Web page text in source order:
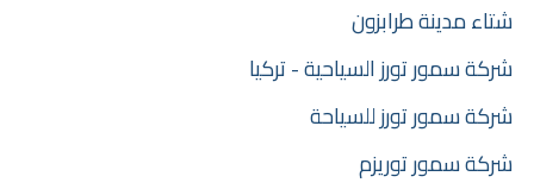
شتاء مدينة طرابزون
شركة سمور تورز السياحية - تركيا
شركة سمور تورز للسياحة
شركة سمور توريزم